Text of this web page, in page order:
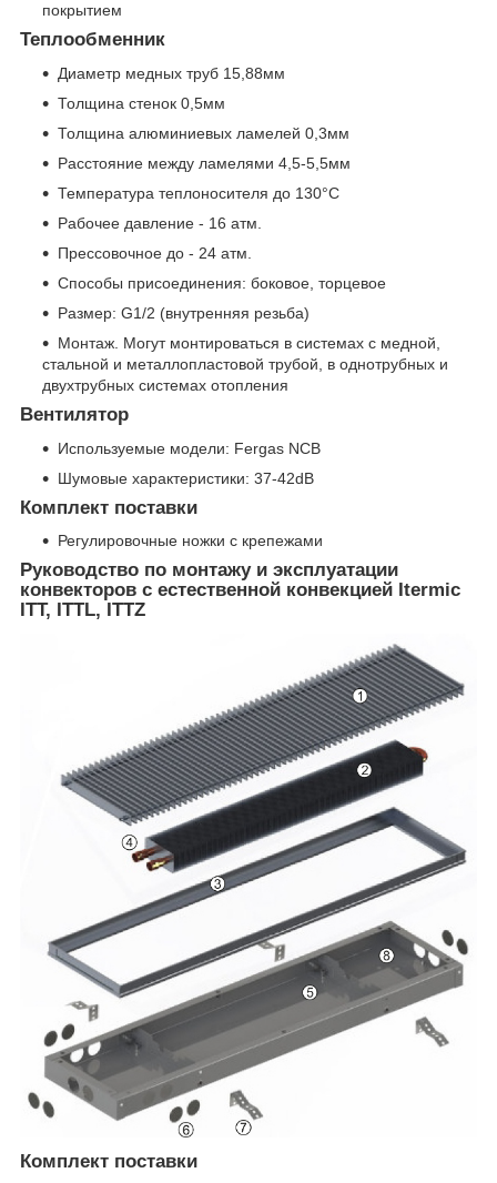
покрытием
Теплообменник
Диаметр медных труб 15,88мм
Толщина стенок 0,5мм
Толщина алюминиевых ламелей 0,3мм
Расстояние между ламелями 4,5-5,5мм
Температура теплоносителя до 130°C
Рабочее давление - 16 атм.
Прессовочное до - 24 атм.
Способы присоединения: боковое, торцевое
Размер: G1/2 (внутренняя резьба)
Монтаж. Могут монтироваться в системах с медной,
стальной и металлопластовой трубой, в однотрубных и
двухтрубных системах отопления
Вентилятор
Используемые модели: Fergas NCB
Шумовые характеристики: 37-42dB
Комплект поставки
Регулировочные ножки с крепежами
Руководство по монтажу и эксплуатации
конвекторов с естественной конвекцией Itermic
ITT, ITTL, ITTZ
Комплект поставки